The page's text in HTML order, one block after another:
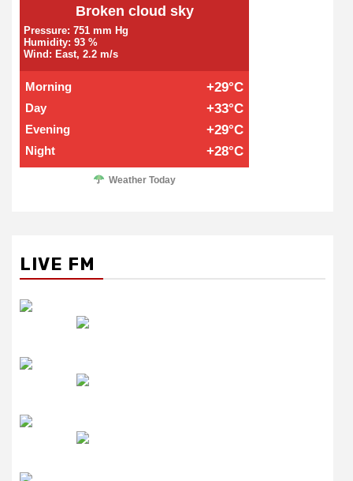
Broken cloud sky
Pressure: 751 mm Hg
Humidity: 93 %
Wind: East, 2.2 m/s
Morning +29°C
Day +33°C
Evening +29°C
Night +28°C
Weather Today
LIVE FM